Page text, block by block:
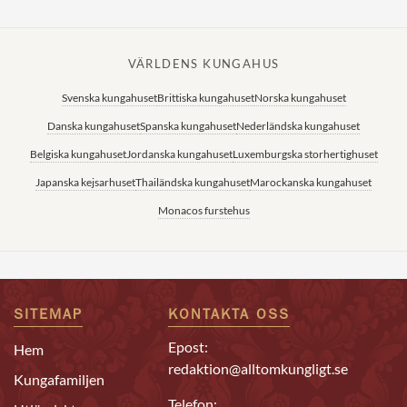
VÄRLDENS KUNGAHUS
Svenska kungahusetBrittiska kungahusetNorska kungahuset
Danska kungahusetSpanska kungahusetNederländska kungahuset
Belgiska kungahusetJordanska kungahusetLuxemburgska storhertighuset
Japanska kejsarhusetThailändska kungahusetMarockanska kungahuset
Monacos furstehus
SITEMAP
Hem
Kungafamiljen
KONTAKTA OSS
Epost:
redaktion@alltomkungligt.se